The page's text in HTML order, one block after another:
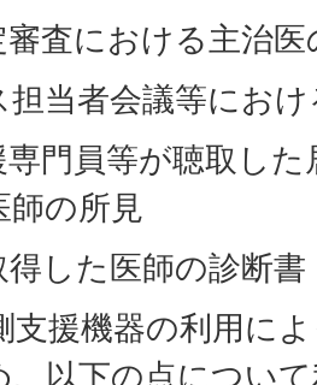
査における主治医
当者会議等におけ
門員等が聴取した
師の所見
した医師の診断書
援機器の利用に
、以下の点につい